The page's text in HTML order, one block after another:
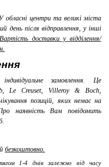
центри та великі міста
день після відправлення, у інші
Вартість доставки у відділення/
замовлення. Це
Le Creuset, Villeroy & Boch,
позицій, яких немає на
наявність Вам повідомить
безкоштовно.
1-4 днів залежно від часу